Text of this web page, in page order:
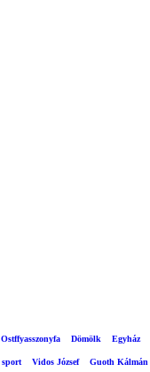
Ostffyasszonyfa Dömölk Egyház
sport Vidos József Guoth Kálmán